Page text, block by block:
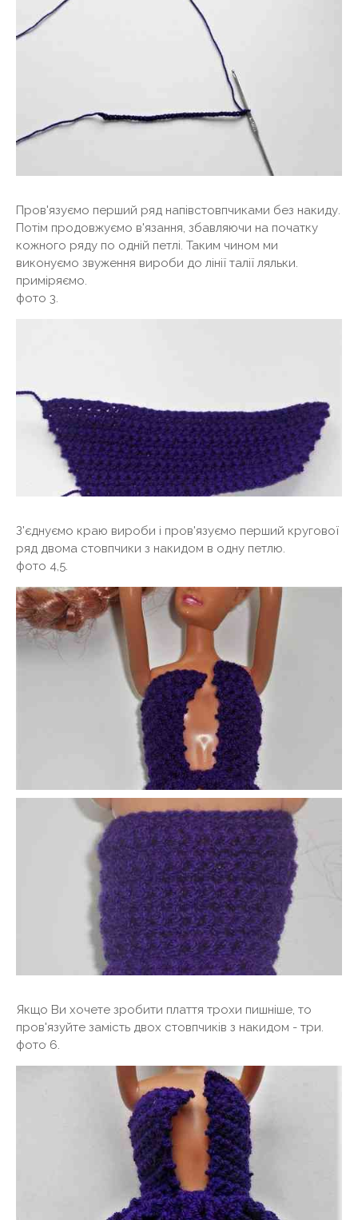
Пров'язуємо перший ряд напівстовпчиками без накиду.
Потім продовжуємо в'язання, збавляючи на початку
кожного ряду по одній петлі. Таким чином ми
виконуємо звуження вироби до лінії талії ляльки.
приміряємо.
фото 3.
З'єднуємо краю вироби і пров'язуємо перший кругової
ряд двома стовпчики з накидом в одну петлю.
фото 4,5.
Якщо Ви хочете зробити плаття трохи пишніше, то
пров'язуйте замість двох стовпчиків з накидом - три.
фото 6.